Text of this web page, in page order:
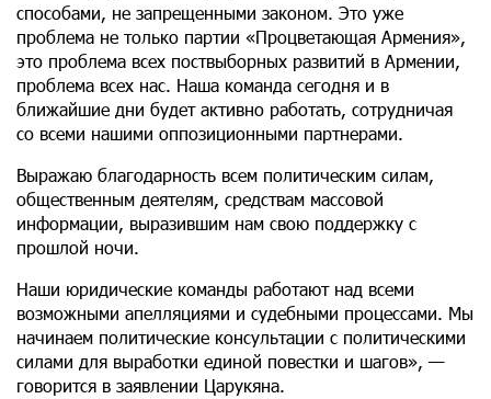
способами, не запрещенными законом. Это уже
проблема не только партии «Процветающая Армения»,
это проблема всех поствыборных развитий в Армении,
проблема всех нас. Наша команда сегодня и в
ближайшие дни будет активно работать, сотрудничая
со всеми нашими оппозиционными партнерами.
Выражаю благодарность всем политическим силам,
общественным деятелям, средствам массовой
информации, выразившим нам свою поддержку с
прошлой ночи.
Наши юридические команды работают над всеми
возможными апелляциями и судебными процессами. Мы
начинаем политические консультации с политическими
силами для выработки единой повестки и шагов», —
говорится в заявлении Царукяна.